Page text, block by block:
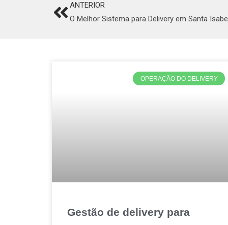
PrevANTERIOR
O Melhor Sistema para Delivery em Santa
OPERAÇÃO DO DELIVERY
Gestão de delivery para